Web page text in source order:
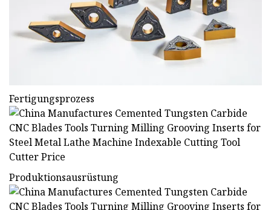
Fertigungsprozess
Produktionsausrüstung